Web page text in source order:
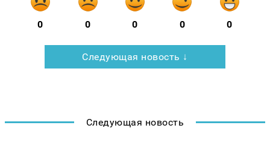
0 0 0 0 0
Следующая новость ↓
Следующая новость